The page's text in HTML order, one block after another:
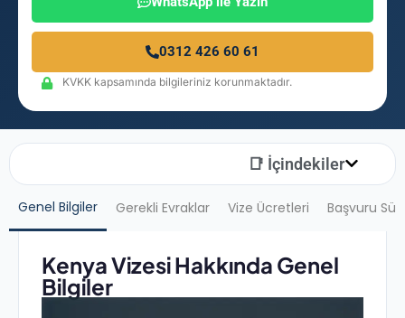
0312 426 60 61
KVKK kapsamında bilgileriniz korunmaktadır.
📑 İçindekiler
Genel Bilgiler Gerekli Evraklar Vize Ücretleri Başvuru
Kenya Vizesi Hakkında Genel
Bilgiler